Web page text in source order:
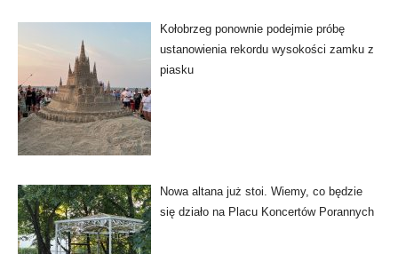
Kołobrzeg ponownie podejmie próbę
ustanowienia rekordu wysokości zamku z
piasku
Nowa altana już stoi. Wiemy, co będzie
się działo na Placu Koncertów Porannych